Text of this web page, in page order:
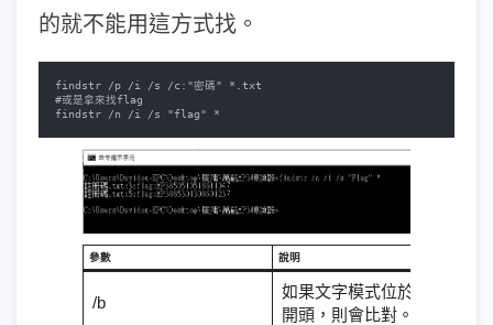
的就不能用這方式找。
findstr /p /i /s /c:"密碼" *.txt
#或是拿來找flag
findstr /n /i /s "flag" *
參數 說明
/b
如果文字模式位於行的
開頭，則會比對。